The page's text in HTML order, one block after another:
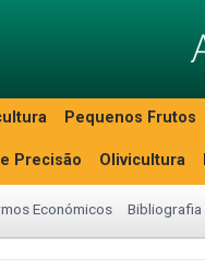
Pequenos Frutos
Precisão Olivicultura
Económicos Bibliografia